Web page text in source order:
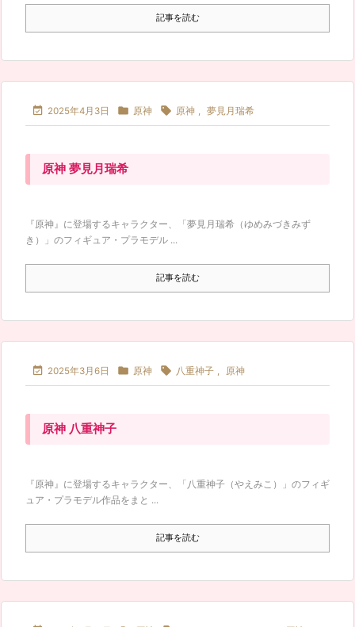
記事を読む
 2025年4月3日  原神  原神 , 夢見月瑞希
原神 夢見月瑞希
『原神』に登場するキャラクター、「夢見月瑞希（ゆめみづきみず
き）」のフィギュア・プラモデル ...
記事を読む
 2025年3月6日  原神  八重神子 , 原神
原神 八重神子
『原神』に登場するキャラクター、「八重神子（やえみこ）」のフィギ
ュア・プラモデル作品をまと ...
記事を読む